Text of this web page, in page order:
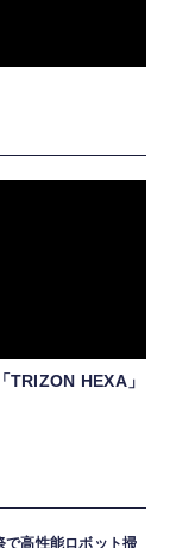
TRIZON HEXA」
高性能ロボット掃